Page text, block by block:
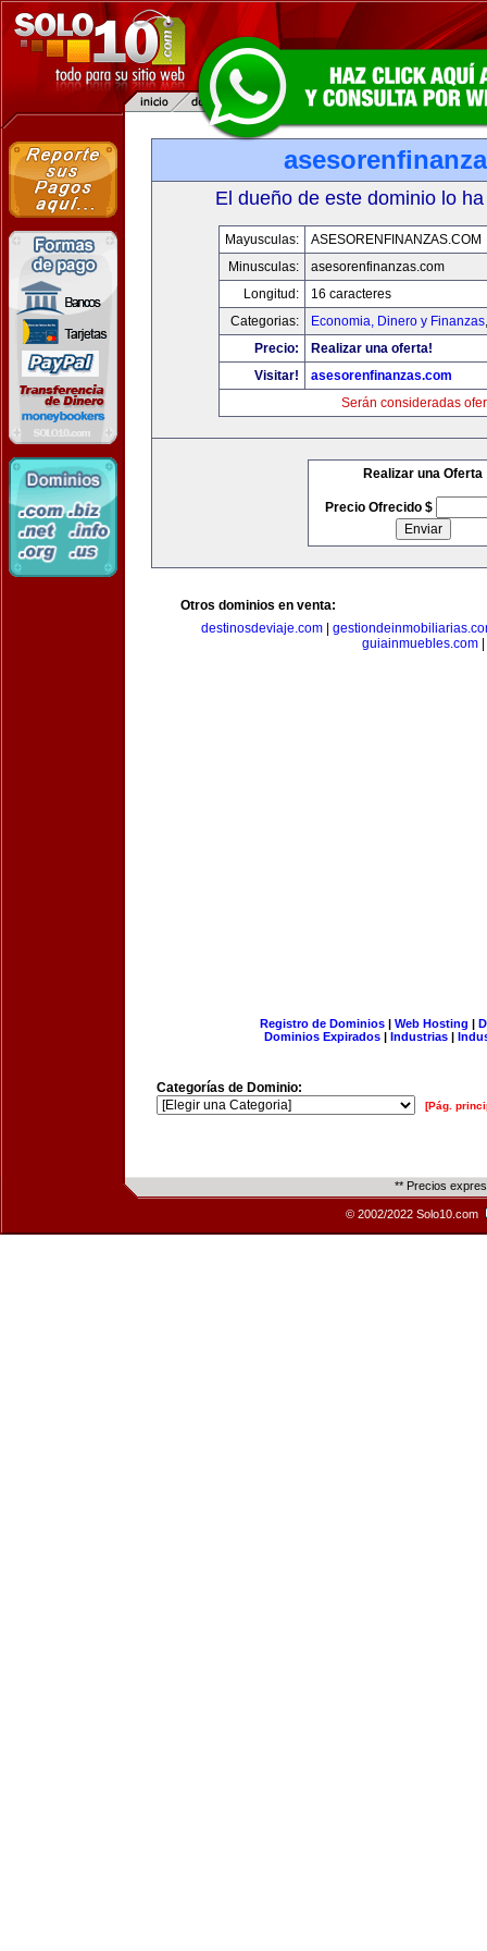
El dueño de este dominio lo
Mayusculas:
ASESORENFINANZAS.COM
Minusculas:
asesorenfinanzas.com
Longitud:
16 caracteres
Categorias:
Economia, Dinero y Finanzas
Precio:
Realizar una oferta!
Visitar!
asesorenfinanzas.com
Serán consideradas
Realizar una Oferta
Precio Ofrecido $
Otros dominios en venta:
destinosdeviaje.com|
guiainmuebles.com|
Registro de Dominios| Web Hosting |
Dominios Expirados | Industrias |
Categorías de Dominio:
[Pág.
** Precios
© 2002/2022 Solo10.com